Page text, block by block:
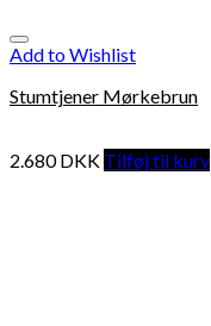
Add to Wishlist
Stumtjener Mørkebrun
2.680DKK Tilføj til kurv